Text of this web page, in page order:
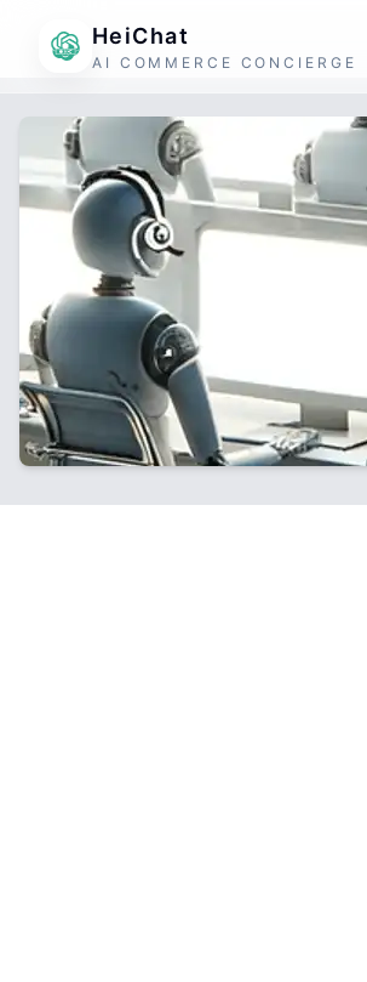
HeiChat
AI COMMERCE CONCIERGE